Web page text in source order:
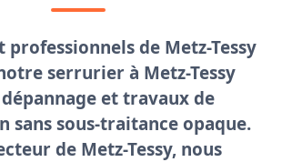
professionnels de Metz-Tessy
serrurier à Metz-Tessy
et travaux de
sans sous-traitance opaque.
de Metz-Tessy, nous